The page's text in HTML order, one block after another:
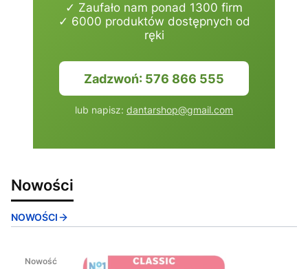
✓ Zaufało nam ponad 1300 firm
✓ 6000 produktów dostępnych od
ręki
Zadzwoń: 576 866 555
lub napisz: dantarshop@gmail.com
Nowości
NOWOŚCI
Nowość